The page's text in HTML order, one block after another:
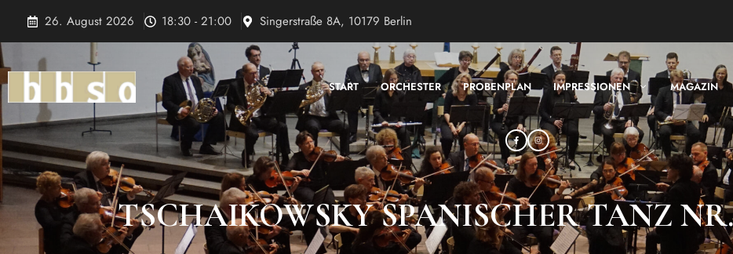
Inhalt
springen
26. August 2026 18:30 - 21:00 Singerstraße 8A, 10179 Berlin
START ORCHESTER PROBENPLAN IMPRESSIONEN MAGAZIN
TSCHAIKOWSKY SPANISCHER TANZ